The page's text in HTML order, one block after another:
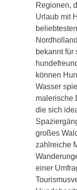
Regionen,
Urlaub mit
bekannt für
können
Wasser
malerische
die sich
großes
zahlreiche
einer